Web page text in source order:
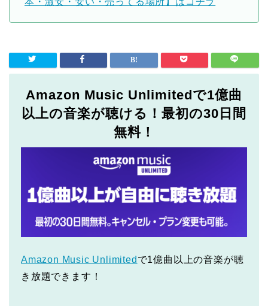
Amazon Music Unlimitedで1億曲
以上の音楽が聴ける！最初の30日間
無料！
Amazon Music Unlimited で1億曲以上の音楽が聴
き放題できます！